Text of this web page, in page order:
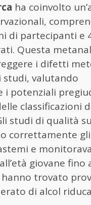
ha coinvolto
di partecipanti e
Questa
i difetti
studi, valutando
i potenziali
classificazioni
studi di qualità
correttamente
e
giovane fino
trovato
di alcol